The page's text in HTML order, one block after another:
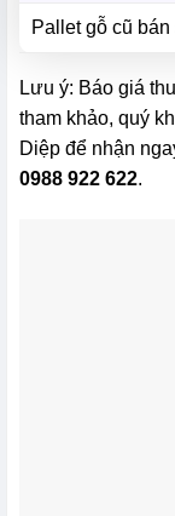
Pallet gỗ cũ
Lưu ý: Báo giá
tham khảo, quý
Diệp để nhận
0988 922 622.